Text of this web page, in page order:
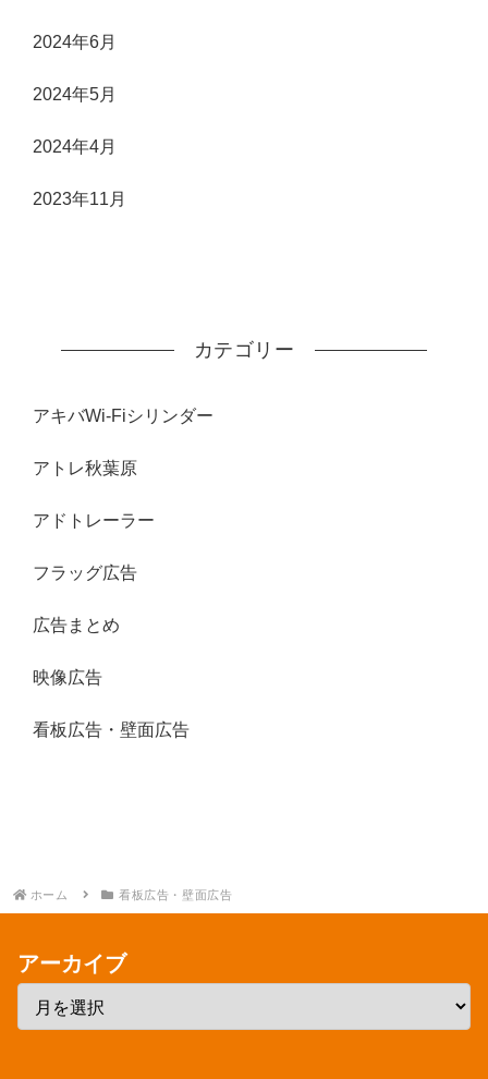
2024年6月
2024年5月
2024年4月
2023年11月
カテゴリー
アキバWi-Fiシリンダー
アトレ秋葉原
アドトレーラー
フラッグ広告
広告まとめ
映像広告
看板広告・壁面広告
ホーム 看板広告・壁面広告
アーカイブ